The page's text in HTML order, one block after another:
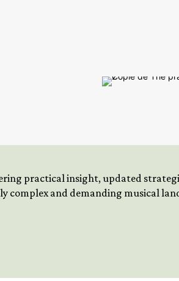
practical insight, updated
complex and demanding musical